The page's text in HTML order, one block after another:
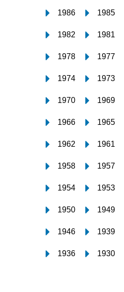
1986 1985
1982 1981
1978 1977
1974 1973
1970 1969
1966 1965
1962 1961
1958 1957
1954 1953
1950 1949
1946 1939
1936 1930